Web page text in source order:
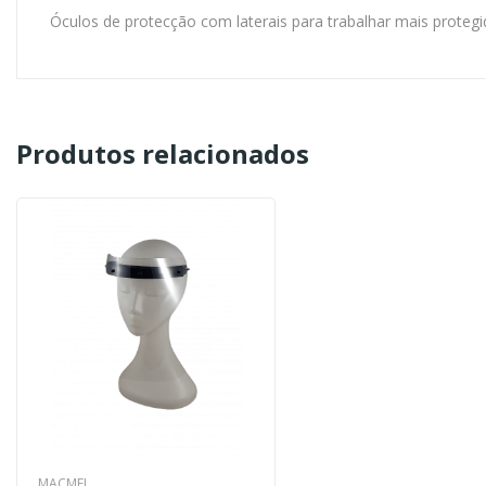
Óculos de protecção com laterais para trabalhar mais
Produtos relacionados